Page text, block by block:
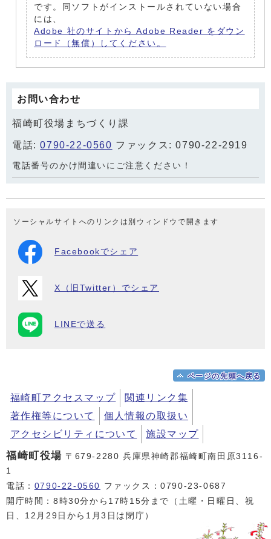
です。同ソフトがインストールされていない場合
には、
Adobe 社のサイトから Adobe Reader をダウン
ロード（無償）してください。
お問い合わせ
福崎町役場まちづくり課
電話:0790-22-0560 ファックス: 0790-22-2919
電話番号のかけ間違いにご注意ください！
ソーシャルサイトへのリンクは別ウィンドウで開きます
Facebookでシェア
X（旧Twitter）でシェア
LINEで送る
ページの先頭へ戻る
福崎町アクセスマップ
関連リンク集
著作権等について
個人情報の取扱い
アクセシビリティについて
施設マップ
福崎町役場 〒679-2280 兵庫県神崎郡福崎町南田原3116-
1
電話： 0790-22-0560 ファックス：0790-23-0687
開庁時間：8時30分から17時15分まで（土曜・日曜日、祝
日、12月29日から1月3日は閉庁）